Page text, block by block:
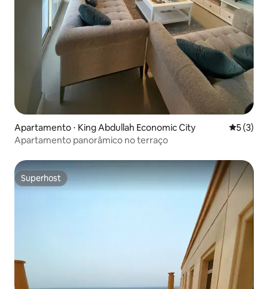
Apartamento ⋅ King Abdullah Economic City 5 de
5 (3)
Apartamento panorâmico no terraço
Superhost
Superhost